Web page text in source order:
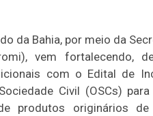
da Bahia, por meio da
vem fortalecendo,
com o Edital de
Civil (OSCs)
produtos originários